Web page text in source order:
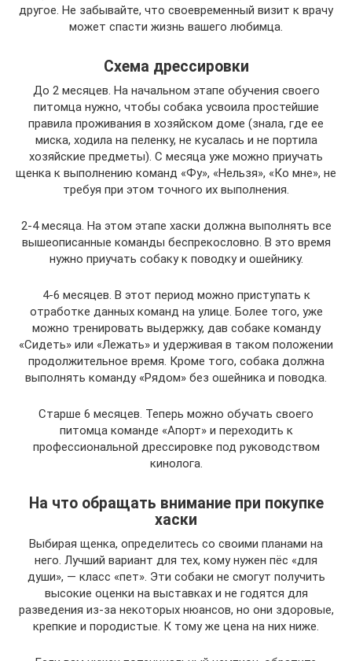
другое. Не забывайте, что своевременный визит к врачу
может спасти жизнь вашего любимца.
Схема дрессировки
До 2 месяцев. На начальном этапе обучения своего
питомца нужно, чтобы собака усвоила простейшие
правила проживания в хозяйском доме (знала, где ее
миска, ходила на пеленку, не кусалась и не портила
хозяйские предметы). С месяца уже можно приучать
щенка к выполнению команд «Фу», «Нельзя», «Ко мне», не
требуя при этом точного их выполнения.
2-4 месяца. На этом этапе хаски должна выполнять все
вышеописанные команды беспрекословно. В это время
нужно приучать собаку к поводку и ошейнику.
4-6 месяцев. В этот период можно приступать к
отработке данных команд на улице. Более того, уже
можно тренировать выдержку, дав собаке команду
«Сидеть» или «Лежать» и удерживая в таком положении
продолжительное время. Кроме того, собака должна
выполнять команду «Рядом» без ошейника и поводка.
Старше 6 месяцев. Теперь можно обучать своего
питомца команде «Апорт» и переходить к
профессиональной дрессировке под руководством
кинолога.
На что обращать внимание при покупке
хаски
Выбирая щенка, определитесь со своими планами на
него. Лучший вариант для тех, кому нужен пёс «для
души», — класс «пет». Эти собаки не смогут получить
высокие оценки на выставках и не годятся для
разведения из‑за некоторых нюансов, но они здоровые,
крепкие и породистые. К тому же цена на них ниже.